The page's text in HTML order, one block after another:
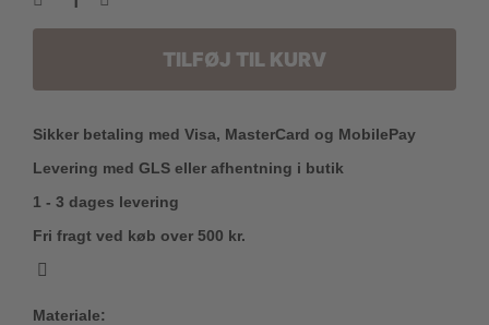
TILFØJ TIL KURV
Sikker betaling med Visa, MasterCard og MobilePay
Levering med GLS eller afhentning i butik
1 - 3 dages levering
Fri fragt ved køb over 500 kr.
Materiale: